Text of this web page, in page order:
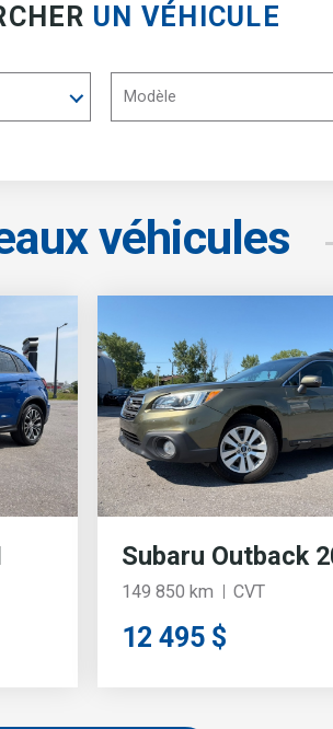
UN VÉHICULE
véhicules
Subaru Outback
149 850 km CVT
12 495 $